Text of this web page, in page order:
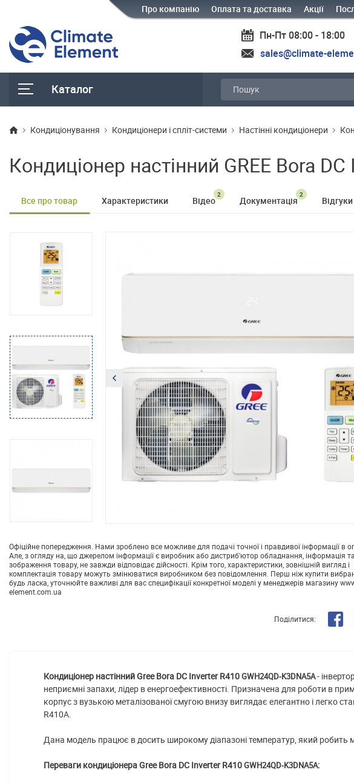
Про компанію Оплата та доставка Акції
Пн-Пт 08:00 - 18:00
sales@climate-
Каталог
Кондиціонування Кондиціонери і спліт-системи Настінні кондиціонери
Кондиціонер настінний GREE Bora
Все про товар Характеристики Відео
2
Документація
2
Відгуки
Офіційне попередження. Нами зроблено все можливе для подачі точної і правдивої інформації в
Але, з огляду на, що джерелом інформації є виробник або дистриб'ютор обладнання, інформація та
зображення товару, не завжди відповідає дійсності. Крім того, характеристики, зовнішній вигляд і
комплектація товару можуть змінюватися виробником без повідомлення. Перш ніж купити
будь ласка, уточнюйте важливі для вас специфікації конкретної моделі у менеджерів магазину
element.com.ua
Поділитися:
Кондиціонер настінний Gree Bora DC Inverter R410GWH24QD-K3DNA5A-
неприємні запахи, лідер в енергоефективності. Призначена для роботи в
корпус з вузькою металізованої смугою внизу виглядає елегантно і легко
R410A.
Дана модель працює в досить широкому діапазоні температур, який робить
Переваги кондиціонера Gree Bora DC Inverter R410GWH24QD-K3DNA5A: